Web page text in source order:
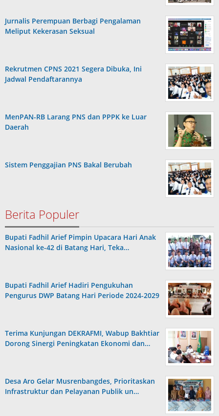
Jurnalis Perempuan Berbagi Pengalaman
Meliput Kekerasan Seksual
Rekrutmen CPNS 2021 Segera Dibuka, Ini
Jadwal Pendaftarannya
MenPAN-RB Larang PNS dan PPPK ke Luar
Daerah
Sistem Penggajian PNS Bakal Berubah
Berita Populer
Bupati Fadhil Arief Pimpin Upacara Hari Anak
Nasional ke-42 di Batang Hari, Teka…
Bupati Fadhil Arief Hadiri Pengukuhan
Pengurus DWP Batang Hari Periode 2024-2029
Terima Kunjungan DEKRAFMI, Wabup Bakhtiar
Dorong Sinergi Peningkatan Ekonomi dan…
Desa Aro Gelar Musrenbangdes, Prioritaskan
Infrastruktur dan Pelayanan Publik un…